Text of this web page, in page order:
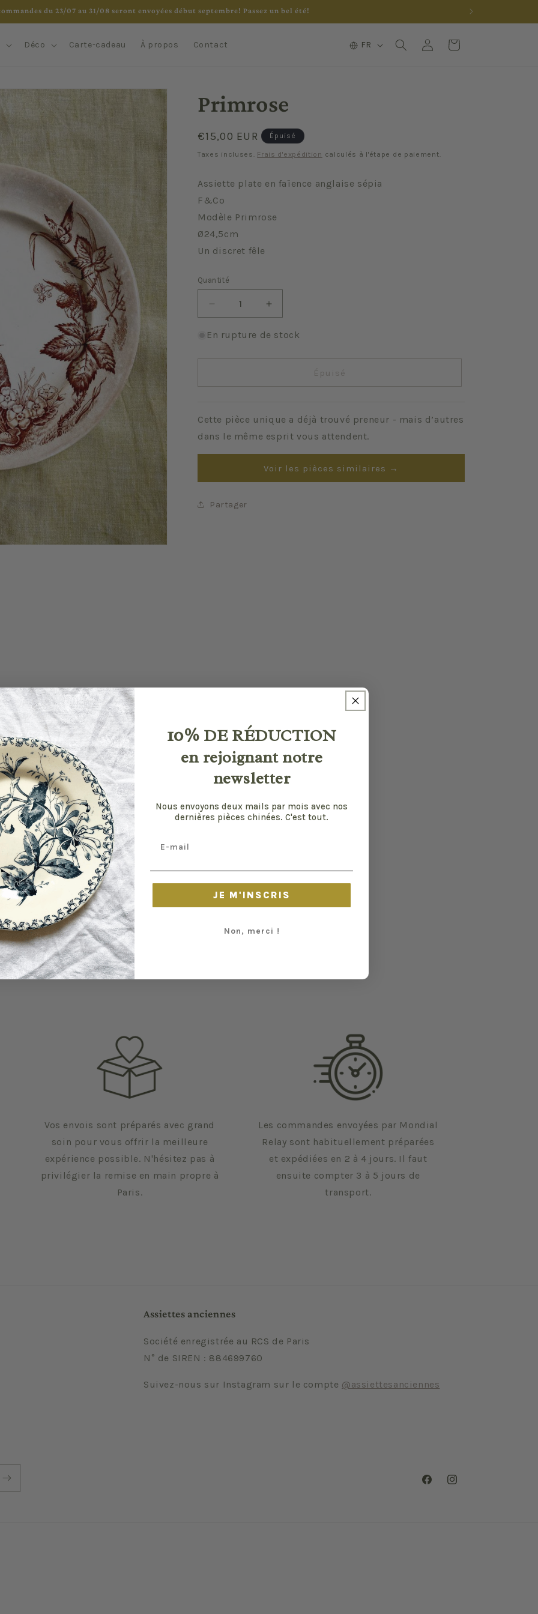
du 23/07 au 31/08 seront envoyées début septembre! Passez un bel été!
Déco Carte-cadeau À propos Contact
L
FR ConnexionPanier
Primrose
Prix
habituel
€15,00 EUR Épuisé
Taxes incluses. Frais d'expédition calculés à l'étape de paiement.
Assiette plate en faïence anglaise sépia
F&Co
Modèle Primrose
Ø24,5cm
Un discret fêle
Quantité
Quantité
Réduire
la
quantité
Primrose
Augmenter
la
quantité
Primrose
En rupture de stock
Épuisé
Cette pièce unique a déjà trouvé preneur - mais d’autres
dans le même esprit vous attendent.
Voir les pièces similaires →
Partager
Vos envois sont préparés avec grand
soin pour vous offrir la meilleure
expérience possible. N'hésitez pas à
privilégier la remise en main propre à
Paris.
Les commandes envoyées par Mondial
Relay sont habituellement préparées
et expédiées en 2 à 4 jours. Il faut
ensuite compter 3 à 5 jours de
transport.
Assiettes anciennes
Société enregistrée au RCS de Paris
N° de SIREN : 884699760
Suivez-nous sur Instagram sur le compte @assiettesanciennes
FacebookInstagram
10% DE RÉDUCTION
en rejoignant notre
newsletter
Nous envoyons deux mails par mois avec nos
dernières pièces chinées. C'est tout.
JE M'INSCRIS
Non, merci !